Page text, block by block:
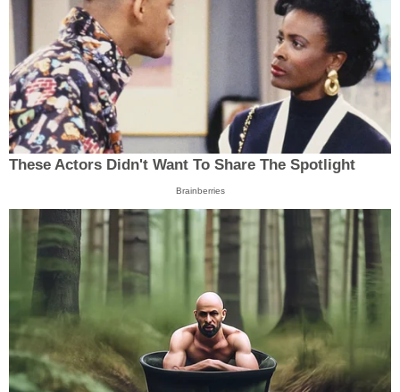
These Actors Didn't Want To Share The Spotlight
Brainberries